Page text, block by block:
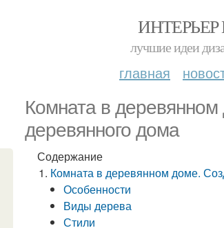
ИНТЕРЬЕР
лучшие идеи
главная
Комната в
деревянного дома
Содержание
Комната в деревянном доме.
Особенности
Виды дерева
Стили